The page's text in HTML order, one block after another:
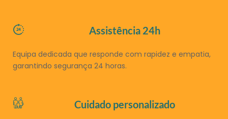
Assistência 24h
Equipa dedicada que responde com rapidez e empatia,
garantindo segurança 24 horas.
Cuidado personalizado